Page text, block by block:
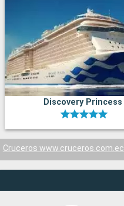
Discovery Princess
Cruceros www.cruceros.com.ec